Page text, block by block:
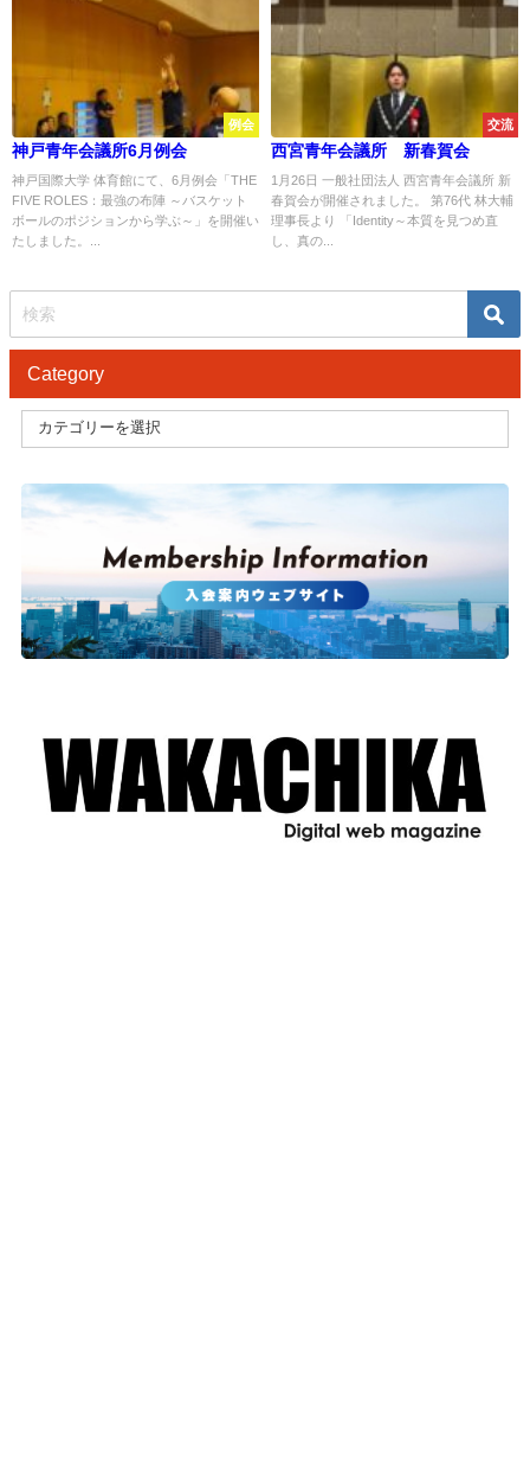
例会
神戸青年会議所6月例会
神戸国際大学 体育館にて、6月例会「THE
FIVE ROLES：最強の布陣 ～バスケット
ボールのポジションから学ぶ～」を開催い
たしました。...
交流
西宮青年会議所 新春賀会
1月26日 一般社団法人 西宮青年会議所 新
春賀会が開催されました。 第76代 林大輔
理事長より 「Identity～本質を見つめ直
し、真の...
Category